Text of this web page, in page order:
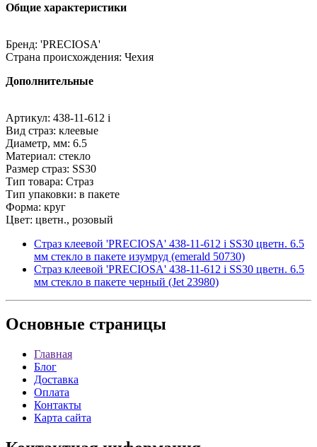
Общие характеристики
Бренд: 'PRECIOSA'
Страна происхождения: Чехия
Дополнительные
Артикул: 438-11-612 i
Вид страз: клеевые
Диаметр, мм: 6.5
Материал: стекло
Размер страз: SS30
Тип товара: Страз
Тип упаковки: в пакете
Форма: круг
Цвет: цветн., розовый
Страз клеевой 'PRECIOSA' 438-11-612 i SS30 цветн. 6.5
мм стекло в пакете изумруд (emerald 50730)
Страз клеевой 'PRECIOSA' 438-11-612 i SS30 цветн. 6.5
мм стекло в пакете черный (Jet 23980)
Основные страницы
Главная
Блог
Доставка
Оплата
Контакты
Карта сайта